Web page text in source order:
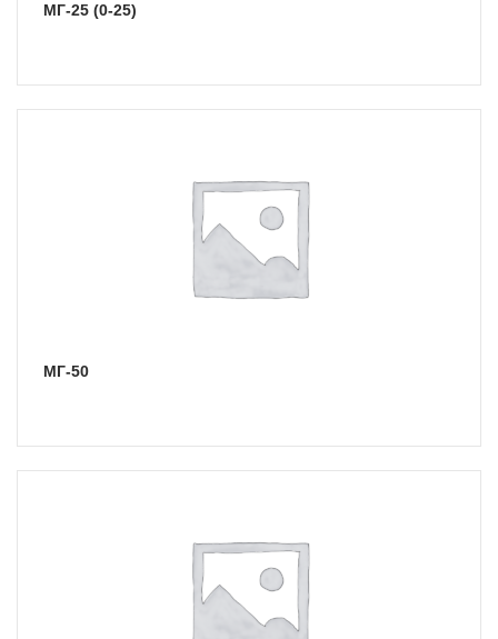
МГ-25 (0-25)
МГ-50